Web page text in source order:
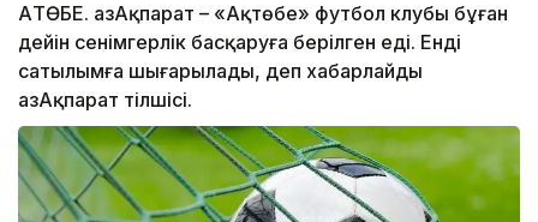
АҚТӨБЕ. ҚазАқпарат – «Ақтөбе» футбол клубы бұған
дейін сенімгерлік басқаруға берілген еді. Енді
сатылымға шығарылады, деп хабарлайды
ҚазАқпарат тілшісі.